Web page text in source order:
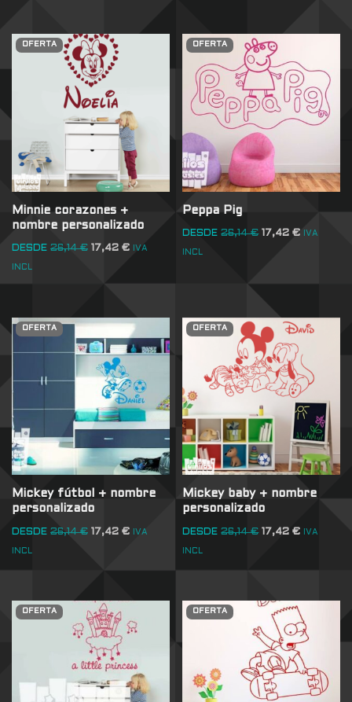
OFERTA
Minnie corazones +
nombre personalizado
DESDE 26,14€ 17,42 € IVA
INCL
OFERTA
Peppa Pig
DESDE 26,14€ 17,42€ IVA
INCL
OFERTA
Mickey fútbol + nombre
personalizado
DESDE 26,14€ 17,42 € IVA
INCL
OFERTA
Mickey baby + nombre
personalizado
DESDE 26,14€ 17,42€ IVA
INCL
OFERTA OFERTA